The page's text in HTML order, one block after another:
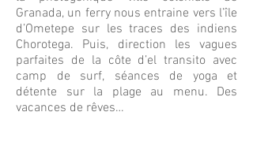
Granada, un ferry nous entraine vers l’île
d’Ometepe sur les traces des indiens
Chorotega. Puis, direction les vagues
parfaites de la côte d’el transito avec
camp de surf, séances de yoga et
détente sur la plage au menu. Des
vacances de rêves…